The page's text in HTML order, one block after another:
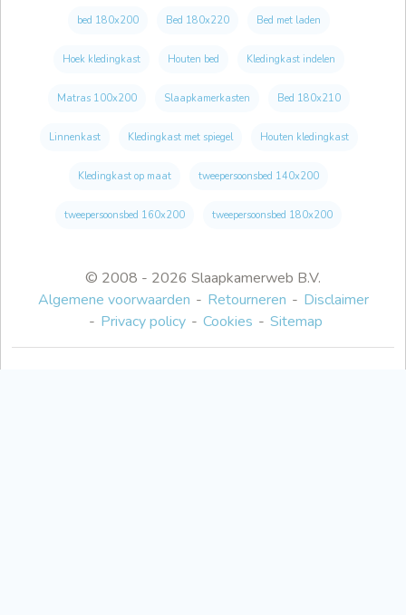
© 2008 - 2026 Slaapkamerweb B.V.
Algemene voorwaarden
Retourneren
Disclaimer
Privacy policy
Cookies Sitemap
bed 180x200 Bed 180x220 Bed met laden
Hoek kledingkast Houten bed Kledingkast indelen
Matras 100x200 Slaapkamerkasten Bed 180x210
Linnenkast Kledingkast met spiegel Houten kledingkast
Kledingkast op maat tweepersoonsbed 140x200
tweepersoonsbed 160x200 tweepersoonsbed 180x200